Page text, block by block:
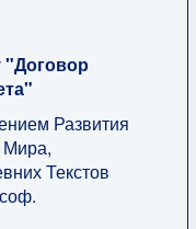
"Договор
Развития
Текстов